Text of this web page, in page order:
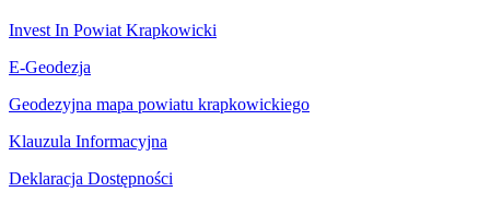
Invest In Powiat Krapkowicki
E-Geodezja
Geodezyjna mapa powiatu krapkowickiego
Klauzula Informacyjna
Deklaracja Dostępności